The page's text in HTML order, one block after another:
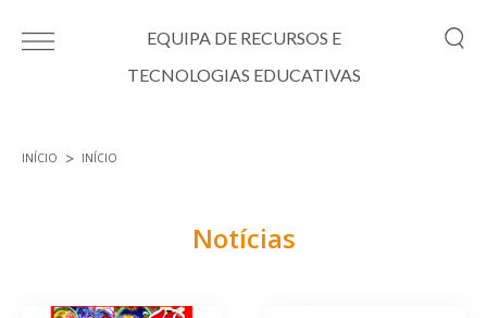
EQUIPA DE RECURSOS E
TECNOLOGIAS EDUCATIVAS
INÍCIO INÍCIO
Notícias